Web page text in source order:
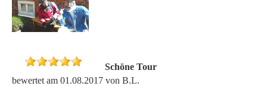
Schöne Tour
bewertet am 01.08.2017 von B.L.